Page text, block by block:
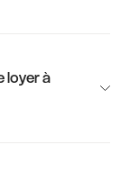
loyer à